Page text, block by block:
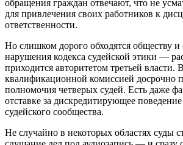
обращения граждан отвечают, что не
для привлечения своих работников к
ответственности.
Но слишком дорого обходятся обществу
нарушения кодекса судейской этики —
приходится авторитетом третьей власти.
квалификационной комиссией досрочно
полномочия четверых судей. Есть даже
отставке за дискредитирующее
судейского сообщества.
Не случайно в некоторых областях суды